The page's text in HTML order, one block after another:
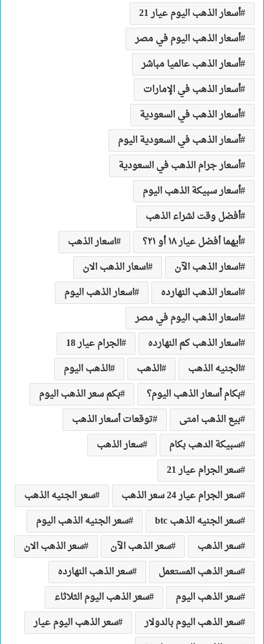
أسعار الذهب اليوم عيار 21
أسعار الذهب اليوم في مصر
أسعار الذهب عالميا مباشر
أسعار الذهب في الإمارات
أسعار الذهب في السعودية
أسعار الذهب في السعودية اليوم
أسعار جرام الذهب في السعودية
أسعار سبيكة الذهب اليوم
أفضل وقت لشراء الذهب
أيهما أفضل عيار ١٨ أو ٢١؟
اسعار الذهب
اسعار الذهب الآن
اسعار الذهب الان
اسعار الذهب النهارده
اسعار الذهب اليوم
اسعار الذهب اليوم في مصر
اسعار الذهب كم النهارده
الجرام عيار 18
الجنيه الذهب
الذهب
الذهب اليوم
بكام أسعار الذهب اليوم؟
بكم سعر الذهب اليوم
بيع الذهب امتى
توقعات أسعار الذهب
سبيكة الدهب بكام
سعار الذهب
سعر الجرام عيار 21
سعر الجرام عيار 24 سعر الذهب
سعر الجنيه الذهب
سعر الجنيه الذهب btc
سعر الجنيه الذهب اليوم
سعر الذهب
سعر الذهب الآن
سعر الذهب الان
سعر الذهب المستعمل
سعر الذهب النهارده
سعر الذهب اليوم
سعر الذهب اليوم الثلاثاء
سعر الذهب اليوم بالدولار
سعر الذهب اليوم عيار